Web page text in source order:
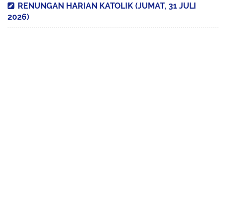
RENUNGAN HARIAN KATOLIK (JUMAT, 31 JULI
2026)